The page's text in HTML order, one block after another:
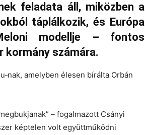
feladata áll, miközben a
táplálkozik, és Európa
modellje – fontos
kormány számára.
amelyben élesen bírálta Orbán
– fogalmazott Csányi
képtelen volt együttműködni